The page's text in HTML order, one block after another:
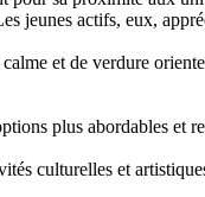
jeunes actifs, eux,
et de verdure
plus abordables et
culturelles et